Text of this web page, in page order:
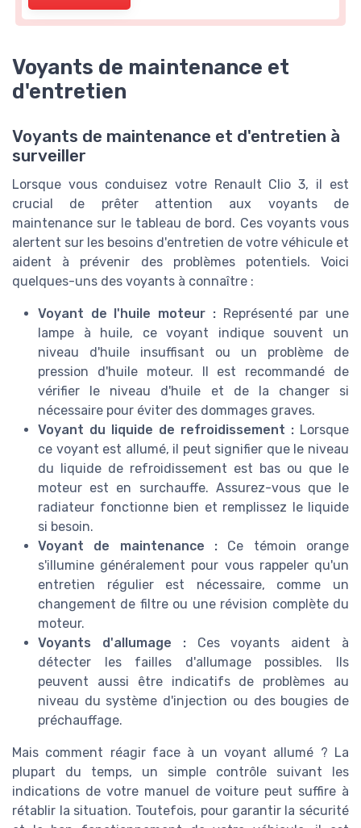
Voyants de maintenance et
d'entretien
Voyants de maintenance et d'entretien à
surveiller
Lorsque vous conduisez votre Renault Clio 3, il est
crucial de prêter attention aux voyants de
maintenance sur le tableau de bord. Ces voyants vous
alertent sur les besoins d'entretien de votre véhicule et
aident à prévenir des problèmes potentiels. Voici
quelques-uns des voyants à connaître :
Voyant de l'huile moteur :Représenté par une
lampe à huile, ce voyant indique souvent un
niveau d'huile insuffisant ou un problème de
pression d'huile moteur. Il est recommandé de
vérifier le niveau d'huile et de la changer si
nécessaire pour éviter des dommages graves.
Voyant du liquide de refroidissement : Lorsque
ce voyant est allumé, il peut signifier que le niveau
du liquide de refroidissement est bas ou que le
moteur est en surchauffe. Assurez-vous que le
radiateur fonctionne bien et remplissez le liquide
si besoin.
Voyant de maintenance : Ce témoin orange
s'illumine généralement pour vous rappeler qu'un
entretien régulier est nécessaire, comme un
changement de filtre ou une révision complète du
moteur.
Voyants d'allumage :Ces voyants aident à
détecter les failles d'allumage possibles. Ils
peuvent aussi être indicatifs de problèmes au
niveau du système d'injection ou des bougies de
préchauffage.
Mais comment réagir face à un voyant allumé ? La
plupart du temps, un simple contrôle suivant les
indications de votre manuel de voiture peut suffire à
rétablir la situation. Toutefois, pour garantir la sécurité